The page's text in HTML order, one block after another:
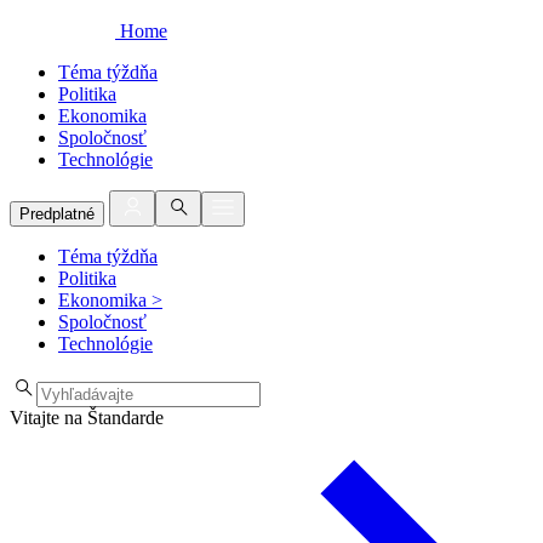
Home
Téma týždňa
Politika
Ekonomika
Spoločnosť
Technológie
Predplatné
Téma týždňa
Politika
Ekonomika >
Spoločnosť
Technológie
Vitajte na Štandarde